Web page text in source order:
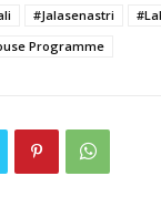
#Jalasenastri
Programme